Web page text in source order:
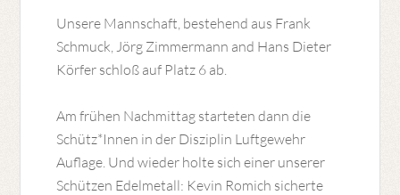
Unsere Mannschaft, bestehend aus Frank
Schmuck, Jörg Zimmermann and Hans Dieter
Körfer schloß auf Platz 6 ab.
Am frühen Nachmittag starteten dann die
Schütz*Innen in der Disziplin Luftgewehr
Auflage. Und wieder holte sich einer unserer
Schützen Edelmetall: Kevin Romich sicherte